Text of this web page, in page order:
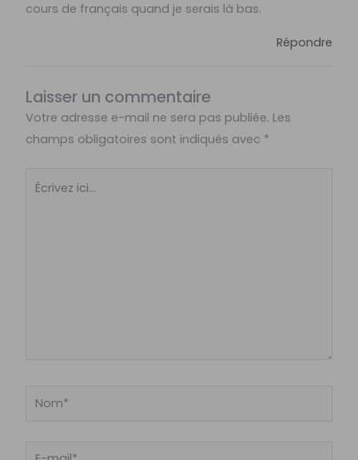
cours de français quand je serais là bas.
Répondre
Laisser un commentaire
Votre adresse e-mail ne sera pas publiée. Les
champs obligatoires sont indiqués avec *
Écrivez
Nom*
E-